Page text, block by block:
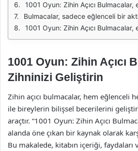
1001 Oyun: Zihin Açıcı Bulmacalar, eğitimciler ve ebeveynler için de önemli bir kaynak olarak öne çıkar. Öğrenme süreçlerini eğlenceli hale getirmek için kullanılabilir. Okulda veya evde,
Bulmacalar, sadece eğlenceli bir aktivite olmanın ötesine geçer; aynı zamanda zihinsel sağlığı destekler. Düzenli olarak bulmaca çözmek, hafızayı güçlendirebilir ve yaşlanma sürecinde zihinsel
1001 Oyun: Zihin Açıcı Bulmacalar, eğlenceli ve öğretici bir deneyim sunarak bireylerin zihinsel becerilerini geliştirmelerine olanak tanır. Zihin açıcı bulmacalar, hem
1001 Oyun: Zihin Açıcı
Zihninizi Geliştirin
Zihin açıcı bulmacalar, hem eğlenceli
ile bireylerin bilişsel becerilerini
araçtır. “1001 Oyun: Zihin Açıcı
alanda öne çıkan bir kaynak olarak
Bu makalede, kitabın içeriği, faydaları